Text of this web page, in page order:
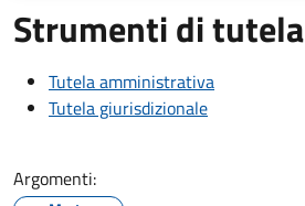
Strumenti di tutela
Tutela amministrativa
Tutela giurisdizionale
Argomenti: